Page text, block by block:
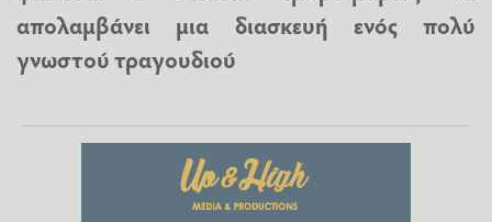
απολαμβάνει μια διασκευή ενός πολύ
γνωστού τραγουδιού